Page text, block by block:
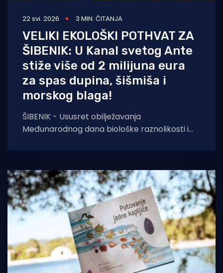
22 svi. 2026 3 MIN. ČITANJA
VELIKI EKOLOŠKI POTHVAT ZA
ŠIBENIK: U Kanal svetog Ante
stiže više od 2 milijuna eura
za spas dupina, šišmiša i
morskog blaga!
ŠIBENIK - Ususret obilježavanja
Međunarodnog dana biološke raznolikosti i
Posjetiteljskom centru Kanal sv. Ante